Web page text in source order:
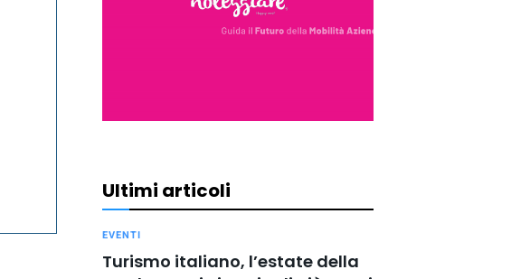
Ultimi articoli
EVENTI
Turismo italiano, l’estate della